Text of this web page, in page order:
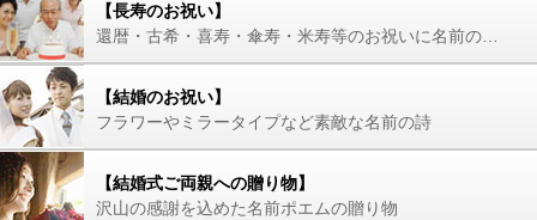
【長寿のお祝い】
【結婚のお祝い】
フラワーやミラータイプなど素敵な名前の詩
【結婚式ご両親への贈り物】
沢山の感謝を込めた名前ポエムの贈り物